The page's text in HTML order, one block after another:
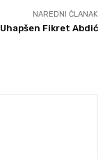
NAREDNI ČLANAK
Uhapšen Fikret Abdić